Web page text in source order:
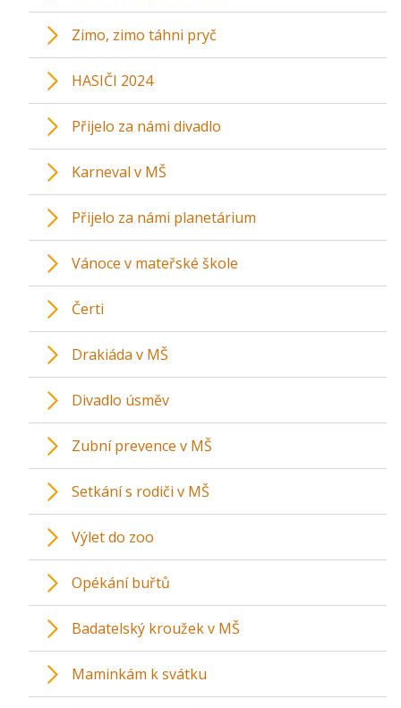
Zimo, zimo táhni pryč
HASIČI 2024
Přijelo za námi divadlo
Karneval v MŠ
Přijelo za námi planetárium
Vánoce v mateřské škole
Čerti
Drakiáda v MŠ
Divadlo úsměv
Zubní prevence v MŠ
Setkání s rodiči v MŠ
Výlet do zoo
Opékání buřtů
Badatelský kroužek v MŠ
Maminkám k svátku